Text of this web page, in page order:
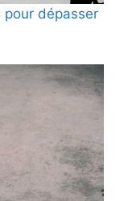
pour dépasser